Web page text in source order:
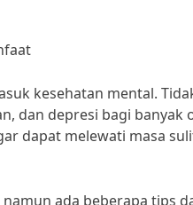
kesehatan mental.
dan depresi bagi banyak
dapat melewati masa
ada beberapa tips